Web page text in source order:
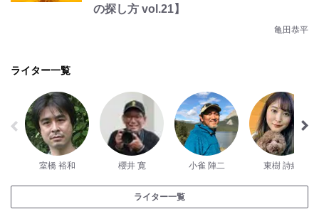
の探し方 vol.21】
亀田恭平
ライター一覧
室橋 裕和 櫻井 寛 小雀 陣二 東樹 詩織
ライター一覧